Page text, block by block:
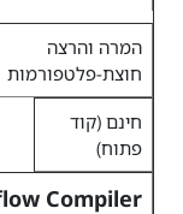
המרה והרצה
חוצת-פלטפורמות
חינם (קוד
פתוח)
Compiler